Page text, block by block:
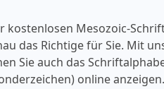
kostenlosen Mesozoic-
das Richtige für Sie. Mit
Sie auch das
online anzeigen.